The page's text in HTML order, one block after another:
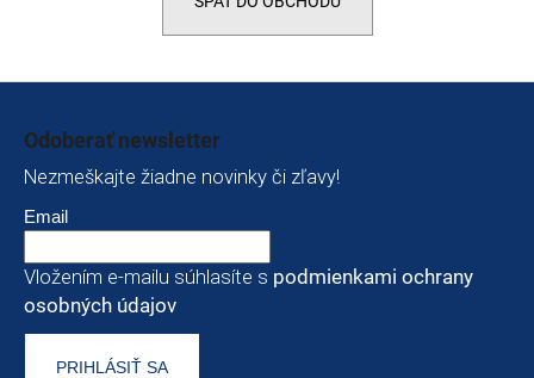
á
j
s
ť
?
Odoberať newsletter
Nezmeškajte žiadne novinky či zľavy!
Email
Vložením e-mailu súhlasíte s podmienkami ochrany
osobných údajov
PRIHLÁSIŤ SA